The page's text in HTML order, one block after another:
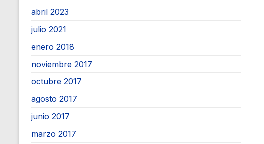
abril 2023
julio 2021
enero 2018
noviembre 2017
octubre 2017
agosto 2017
junio 2017
marzo 2017